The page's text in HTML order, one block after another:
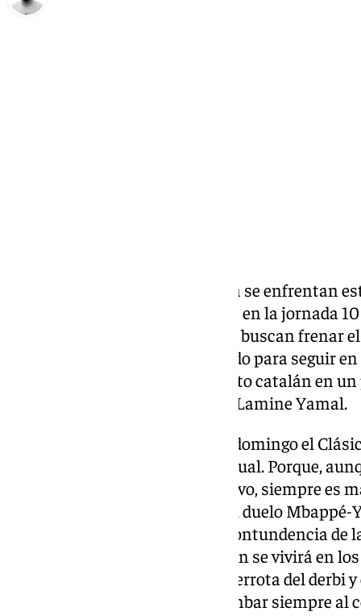
El Real Madrid y el FC Barcelona se enfrentan
Santiago Bernabéu (16.15 horas) en la jornada
un Clásico en el que los blancos buscan frenar
goleadora sufrida el curso pasado para seguir
abrir una brecha ante el conjunto catalán en
sobre el duelo Kylian Mbappé y Lamine Yamal.
El feudo madridista acoge este domingo el
que se puede ver en el fútbol actual. Porque,
pronto para decir que sea decisivo, siempre es
rivalidad entre ambos clubes. El duelo
dominará los 90 minutos y la contundencia de
claves de un choque que también se vivirá en
un Xabi Alonso exigido tras la derrota del derbi
pasado dio con la tecla para tumbar siempre